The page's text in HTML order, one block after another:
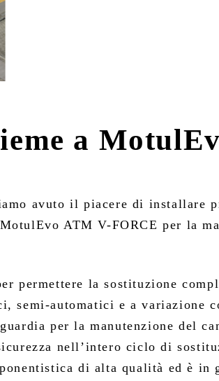
a
avuto il piacere di installare
ATM V-FORCE per la
permettere la sostituzione
semi-automatici e a variazione
per la manutenzione del
nell’intero ciclo di
di alta qualità ed è in